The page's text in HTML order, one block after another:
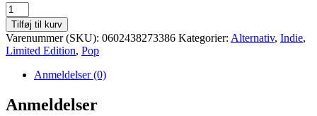
Pauline
-
Noget
For
Nogen
(Limited
Edition)
(Vinyl)
antal
Tilføj til kurv
Varenummer (SKU): 0602438273386 Kategorier: Alternativ, Indie,
Limited Edition, Pop
Anmeldelser (0)
Anmeldelser